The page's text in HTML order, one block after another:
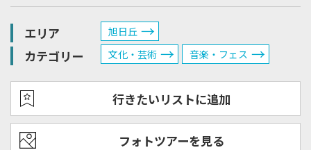
エリア 旭日丘
カテゴリー 文化・芸術 音楽・フェス
行きたいリストに追加
フォトツアーを見る